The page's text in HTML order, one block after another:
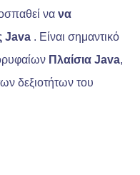
να να
Java . Είναι σημαντικό
Πλαίσια Java,
δεξιοτήτων του